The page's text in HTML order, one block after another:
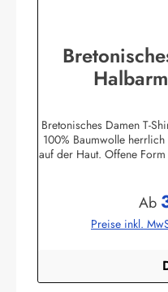
Bretonisches Damen T-
100% Baumwolle
auf der Haut. Offene
GmbHHeglitzer Str.
Ab
Preise inkl.